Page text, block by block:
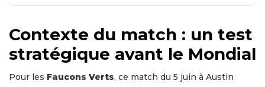
Contexte du match : un test
stratégique avant le Mondial
Pour les Faucons Verts, ce match du 5 juin à Austin